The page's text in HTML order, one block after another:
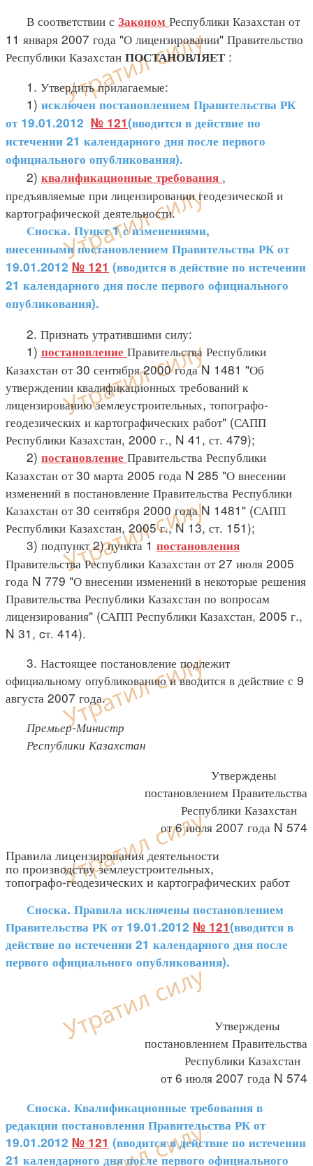
В соответствии с Законом Республики Казахстан от
11 января 2007 года "О лицензировании" Правительство
Республики Казахстан ПОСТАНОВЛЯЕТ :
1. Утвердить прилагаемые:
1) исключен постановлением Правительства РК
от 19.01.2012 № 121(вводится в действие по
истечении 21 календарного дня после первого
официального опубликования).
2) квалификационные требования ,
предъявляемые при лицензировании геодезической и
картографической деятельности.
Сноска. Пункт 1 с изменениями,
внесенными постановлением Правительства РК от
19.01.2012 № 121 (вводится в действие по истечении
21 календарного дня после первого официального
опубликования).
2. Признать утратившими силу:
1) постановление Правительства Республики
Казахстан от 30 сентября 2000 года N 1481 "Об
утверждении квалификационных требований к
лицензированию землеустроительных, топографо-
геодезических и картографических работ" (САПП
Республики Казахстан, 2000 г., N 41, ст. 479);
2) постановление Правительства Республики
Казахстан от 30 марта 2005 года N 285 "О внесении
изменений в постановление Правительства Республики
Казахстан от 30 сентября 2000 года N 1481" (САПП
Республики Казахстан, 2005 г., N 13, ст. 151);
3) подпункт 2) пункта 1 постановления
Правительства Республики Казахстан от 27 июля 2005
года N 779 "О внесении изменений в некоторые решения
Правительства Республики Казахстан по вопросам
лицензирования" (САПП Республики Казахстан, 2005 г.,
N 31, cт. 414).
3. Настоящее постановление подлежит
официальному опубликованию и вводится в действие с 9
августа 2007 года.
Премьер-Министр
Республики Казахстан
Утверждены
постановлением Правительства
Республики Казахстан
от 6 июля 2007 года N 574
Правила лицензирования деятельности
по производству землеустроительных,
топографо-геодезических и картографических работ
Сноска. Правила исключены постановлением
Правительства РК от 19.01.2012 № 121(вводится в
действие по истечении 21 календарного дня после
первого официального опубликования).
Утверждены
постановлением Правительства
Республики Казахстан
от 6 июля 2007 года N 574
Сноска. Квалификационные требования в
редакции постановления Правительства РК от
19.01.2012 № 121 (вводится в действие по истечении
21 календарного дня после первого официального